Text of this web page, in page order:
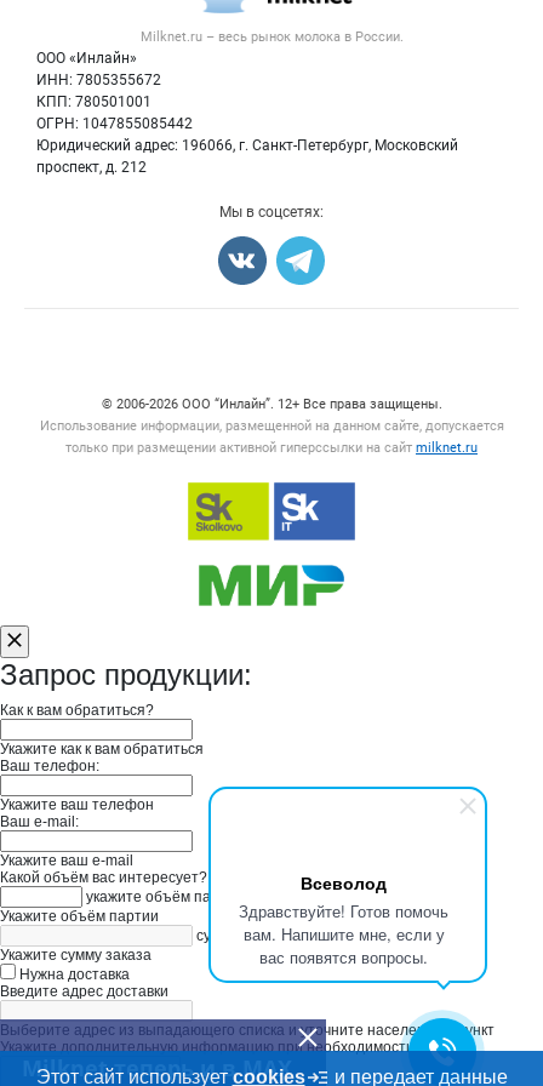
Всеволод
Здравствуйте! Готов помочь
вам. Напишите мне, если у
вас появятся вопросы.
Milknet теперь и в MAX
Milknet.ru – весь рынок молокав России.
ООО «Инлайн»
ИНН: 7805355672
КПП: 780501001
ОГРН: 1047855085442
Юридический адрес: 196066, г. Санкт-Петербург, Московский
проспект, д. 212
Контактная информация
Политика обработки персональных данных
Вторичное сырье
Оборудование
Мы в соцсетях:
© 2006‑2026 ООО “Инлайн”. 12+ Все права защищены.
Использование информации, размещенной на данном сайте, допускается
только при размещении активной гиперссылки на сайт milknet.ru
Этот сайт использует cookies и передает данные
Запрос продукции:
Как к вам обратиться?
Укажите как к вам обратиться
Ваш телефон:
Укажите ваш телефон
Ваш e-mail:
Укажите ваш e-mail
Какой объём вас интересует?
укажите объём партии
Укажите объём партии
сумма заказа в руб
Укажите сумму заказа
Нужна доставка
Введите адрес доставки
Выберите адрес из выпадающего списка и уточните населенный пункт
Укажите дополнительную информацию при необходимости